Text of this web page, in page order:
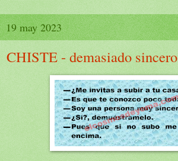
19 may 2023
CHISTE - demasiado sincero